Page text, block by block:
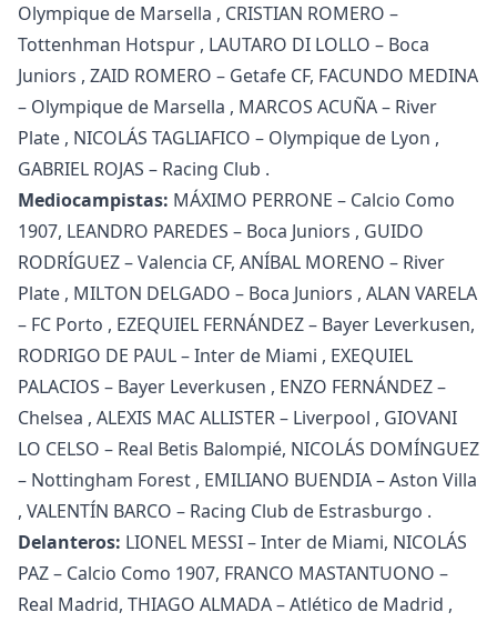
Olympique de Marsella , CRISTIAN ROMERO –
Tottenhman Hotspur , LAUTARO DI LOLLO – Boca
Juniors , ZAID ROMERO – Getafe CF, FACUNDO MEDINA
– Olympique de Marsella , MARCOS ACUÑA – River
Plate , NICOLÁS TAGLIAFICO – Olympique de Lyon ,
GABRIEL ROJAS – Racing Club .
Mediocampistas: MÁXIMO PERRONE – Calcio Como
1907, LEANDRO PAREDES – Boca Juniors , GUIDO
RODRÍGUEZ – Valencia CF, ANÍBAL MORENO – River
Plate , MILTON DELGADO – Boca Juniors , ALAN VARELA
– FC Porto , EZEQUIEL FERNÁNDEZ – Bayer Leverkusen,
RODRIGO DE PAUL – Inter de Miami , EXEQUIEL
PALACIOS – Bayer Leverkusen , ENZO FERNÁNDEZ –
Chelsea , ALEXIS MAC ALLISTER – Liverpool , GIOVANI
LO CELSO – Real Betis Balompié, NICOLÁS DOMÍNGUEZ
– Nottingham Forest , EMILIANO BUENDIA – Aston Villa
, VALENTÍN BARCO – Racing Club de Estrasburgo .
Delanteros: LIONEL MESSI – Inter de Miami, NICOLÁS
PAZ – Calcio Como 1907, FRANCO MASTANTUONO –
Real Madrid, THIAGO ALMADA – Atlético de Madrid ,